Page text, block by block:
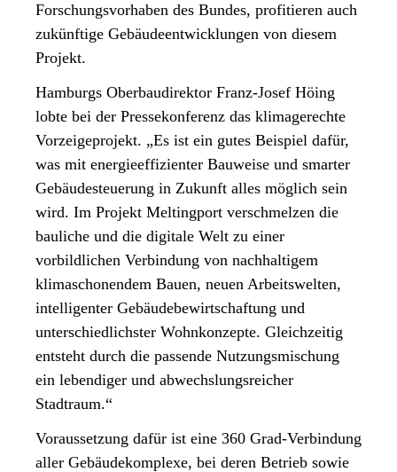
Forschungsvorhaben des Bundes, profitieren auch
zukünftige Gebäudeentwicklungen von diesem
Projekt.
Hamburgs Oberbaudirektor Franz-Josef Höing
lobte bei der Pressekonferenz das klimagerechte
Vorzeigeprojekt. „Es ist ein gutes Beispiel dafür,
was mit energieeffizienter Bauweise und smarter
Gebäudesteuerung in Zukunft alles möglich sein
wird. Im Projekt Meltingport verschmelzen die
bauliche und die digitale Welt zu einer
vorbildlichen Verbindung von nachhaltigem
klimaschonendem Bauen, neuen Arbeitswelten,
intelligenter Gebäudebewirtschaftung und
unterschiedlichster Wohnkonzepte. Gleichzeitig
entsteht durch die passende Nutzungsmischung
ein lebendiger und abwechslungsreicher
Stadtraum.“
Voraussetzung dafür ist eine 360 Grad-Verbindung
aller Gebäudekomplexe, bei deren Betrieb sowie